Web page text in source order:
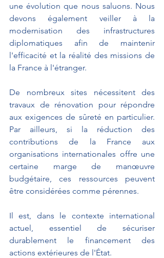
une évolution que nous saluons. Nous
devons également veiller à la
modernisation des infrastructures
diplomatiques afin de maintenir
l'efficacité et la réalité des missions de
la France à l'étranger.
De nombreux sites nécessitent des
travaux de rénovation pour répondre
aux exigences de sûreté en particulier.
Par ailleurs, si la réduction des
contributions de la France aux
organisations internationales offre une
certaine marge de manœuvre
budgétaire, ces ressources peuvent
être considérées comme pérennes.
Il est, dans le contexte international
actuel, essentiel de sécuriser
durablement le financement des
actions extérieures de l'État.